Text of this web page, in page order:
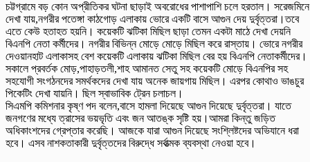
চট্টগ্রামে বড় কোন অপ্রীতিকর ঘটনা ছাড়াই অবরোধের পাশাপাশি চলে হরতাল। সরেজমিনে
দেখা যায়,নগরীর পতেঙ্গা কাঠগোড় এলাকায় ভোরে একটি বাসে আগুন দেয় দুর্বৃত্তরা।তবে
এতে কেউ হতাহত হয়নি। কয়েকটি ঝটিকা মিছিল ছাড়া তেমন একটা মাঠে দেখা দেয়নি
বিএনপি নেতা কর্মীদের। নগরীর বিভিন্ন মোড়ে মোড়ে মিছিল করে রাস্তায়। ভোরে নগরীর
দেওয়ানহাট এলাকাসহ বেশ কয়েকটি এলাকায় ঝটিকা মিছিল বের হয় বিএনপি নেতাকর্মীদের।
সকালে প্রবর্তক মোড়,পাহাড়তলী,শাহ আমানত সেতু সহ কয়েকটি মোড়ে বিএনপির সহ
সহযোগী সংগঠনদের সমর্থকদের দেখা যায় অনেক জায়গায় মিছিল। এরপর কোথাও ভাঙচুর
পিকেটিং দেখা যায়নি। ছিল স্বাভাবিক ট্রেন চলাচল।
সিএমপি কমিশনার কৃষ্ণ পদ বলেন,বাসে হামলা দিয়েছে আগুন দিয়েছে দুর্বৃত্তরা। যাতে
জনগণের মধ্যে ত্রাসের ভয়ভৃতি এবং জন আতঙ্ক সৃষ্টি হয়।আমরা কিন্তু জড়িত
অধিকাংশদের গ্রেপ্তার করেছি। আজকে যারা আগুন দিয়েছে সংশ্লিষ্টদের অভিযানে ধরা
হবে। এসব নাশকতাকারী দুর্বৃত্তদের বিরুদ্ধে সর্বাত্মক ব্যবস্থা নেওয়া হবে।